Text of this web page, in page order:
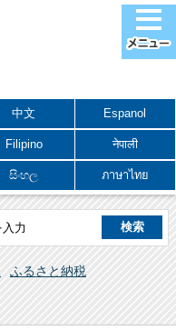
中文 Espanol
Filipino नेपाली
සිංහල ภาษาไทย
ふるさと納税